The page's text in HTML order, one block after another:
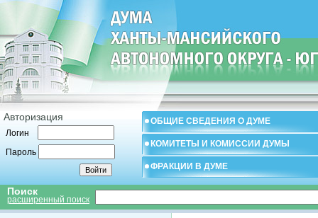
Авторизация
Логин
Пароль
ОБЩИЕ СВЕДЕНИЯ О ДУМЕ
КОМИТЕТЫ И КОМИССИИ ДУМЫ
ФРАКЦИИ В ДУМЕ
Поиск
расширенный поиск